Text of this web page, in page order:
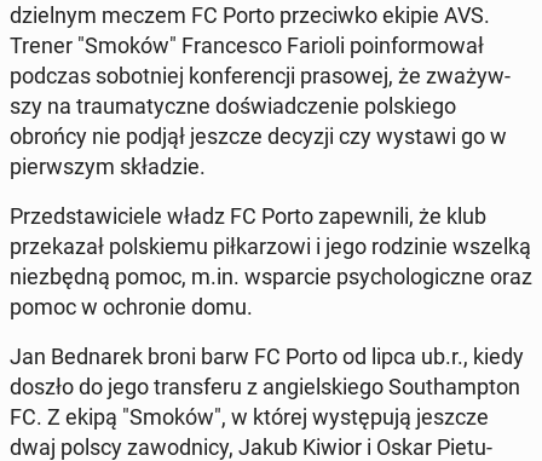
dziel­nym meczem FC Porto prze­ciw­ko ekipie AVS.
Trener "Smoków" Fran­ce­sco Farioli po­in­for­mo­wał
podczas so­bot­niej kon­fe­ren­cji pra­so­wej, że zwa­żyw­
szy na trau­ma­tycz­ne do­świad­cze­nie pol­skie­go
obrońcy nie podjął jeszcze decyzji czy wystawi go w
pierw­szym skła­dzie.
Przed­sta­wi­cie­le władz FC Porto za­pew­ni­li, że klub
prze­ka­zał pol­skie­mu pił­ka­rzo­wi i jego ro­dzi­nie wszelką
nie­zbęd­ną pomoc, m.in. wspar­cie psy­cho­lo­gicz­ne oraz
pomoc w ochro­nie domu.
Jan Bed­na­rek broni barw FC Porto od lipca ub.r., kiedy
doszło do jego trans­fe­ru z an­giel­skie­go So­uthamp­ton
FC. Z ekipą "Smoków", w której wy­stę­pu­ją jeszcze
dwaj polscy za­wod­ni­cy, Jakub Kiwior i Oskar Pie­tu­